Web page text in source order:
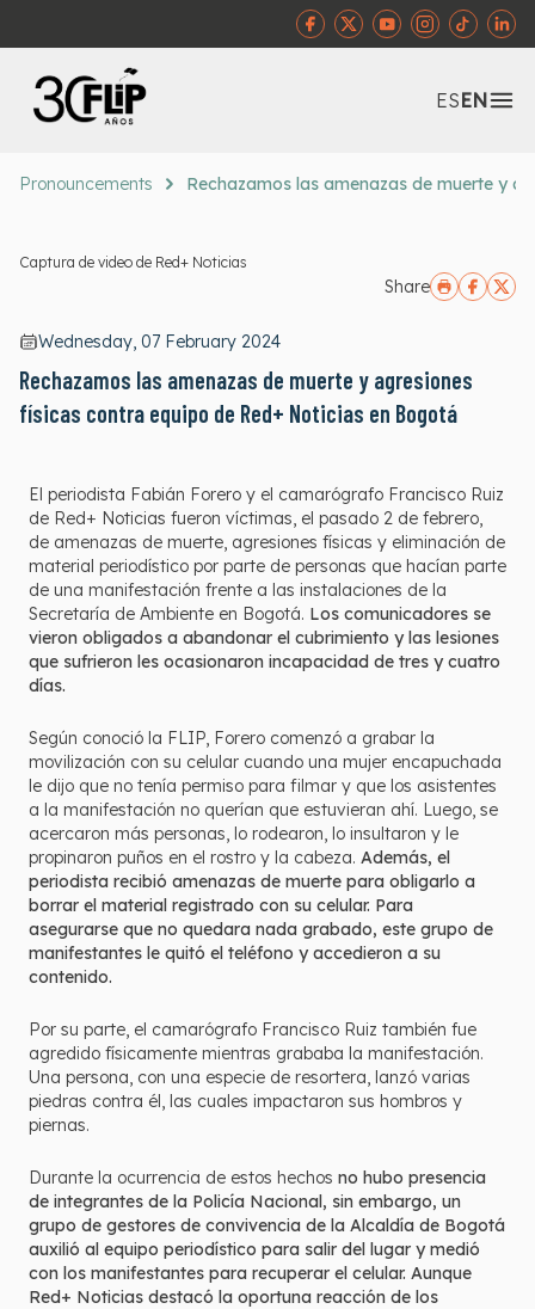
ESEN
Pronouncements Rechazamos las amenazas de muerte y
Captura de video de Red+ Noticias
Share
Wednesday, 07 February 2024
Rechazamos las amenazas de muerte y agresiones
físicas contra equipo de Red+ Noticias en Bogotá
El periodista Fabián Forero y el camarógrafo Francisco Ruiz
de Red+ Noticias fueron víctimas, el pasado 2 de febrero,
de amenazas de muerte, agresiones físicas y eliminación de
material periodístico por parte de personas que hacían parte
de una manifestación frente a las instalaciones de la
Secretaría de Ambiente en Bogotá. Los comunicadores se
vieron obligados a abandonar el cubrimiento y las lesiones
que sufrieron les ocasionaron incapacidad de tres y cuatro
días.
Según conoció la FLIP, Forero comenzó a grabar la
movilización con su celular cuando una mujer encapuchada
le dijo que no tenía permiso para filmar y que los asistentes
a la manifestación no querían que estuvieran ahí. Luego, se
acercaron más personas, lo rodearon, lo insultaron y le
propinaron puños en el rostro y la cabeza. Además, el
periodista recibió amenazas de muerte para obligarlo a
borrar el material registrado con su celular. Para
asegurarse que no quedara nada grabado, este grupo de
manifestantes le quitó el teléfono y accedieron a su
contenido.
Por su parte, el camarógrafo Francisco Ruiz también fue
agredido físicamente mientras grababa la manifestación.
Una persona, con una especie de resortera, lanzó varias
piedras contra él, las cuales impactaron sus hombros y
piernas.
Durante la ocurrencia de estos hechos no hubo presencia
de integrantes de la Policía Nacional, sin embargo, un
grupo de gestores de convivencia de la Alcaldía de Bogotá
auxilió al equipo periodístico para salir del lugar y medió
con los manifestantes para recuperar el celular. Aunque
Red+ Noticias destacó la oportuna reacción de los